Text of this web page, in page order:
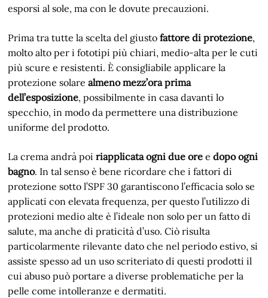
esporsi al sole, ma con le dovute precauzioni.
Prima tra tutte la scelta del giustofattore di protezione,
molto alto per i fototipi più chiari, medio-alta per le cuti
più scure e resistenti. È consigliabile applicare la
protezione solarealmeno mezz’ora prima
dell’esposizione, possibilmente in casa davanti lo
specchio, in modo da permettere una distribuzione
uniforme del prodotto.
La crema andrà poiriapplicata ogni due ore edopo ogni
bagno. In tal senso è bene ricordare che i fattori di
protezione sotto l’SPF 30 garantiscono l’efficacia solo se
applicati con elevata frequenza, per questo l’utilizzo di
protezioni medio alte è l’ideale non solo per un fatto di
salute, ma anche di praticità d’uso. Ciò risulta
particolarmente rilevante dato che nel periodo estivo, si
assiste spesso ad un uso scriteriato di questi prodotti il
cui abuso può portare a diverse problematiche per la
pelle come intolleranze e dermatiti.